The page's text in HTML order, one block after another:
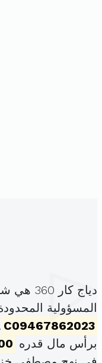
دياج
المسؤولية
C09467862023
برأس مال قدره